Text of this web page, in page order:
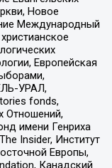
Новое
Международный
Европейская
УРАЛ,
fonds,
Отношений,
имени Генриха
Insider, Институт
Европы,
Канадский